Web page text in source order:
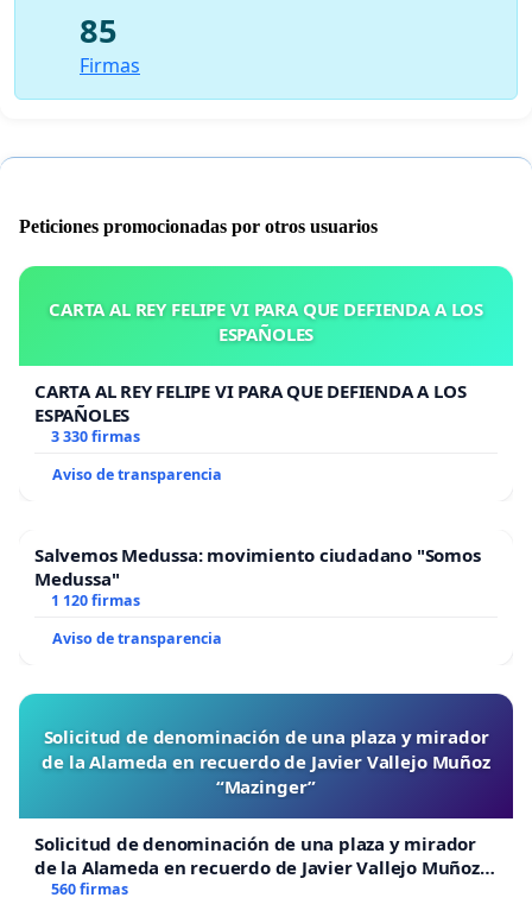
85
Firmas
Peticiones promocionadas por otros usuarios
CARTA AL REY FELIPE VI PARA QUE DEFIENDA A LOS
ESPAÑOLES
CARTA AL REY FELIPE VI PARA QUE DEFIENDA A LOS
ESPAÑOLES
3 330 firmas
Aviso de transparencia
Salvemos Medussa: movimiento ciudadano "Somos
Medussa"
1 120 firmas
Aviso de transparencia
Solicitud de denominación de una plaza y mirador
de la Alameda en recuerdo de Javier Vallejo Muñoz
“Mazinger”
Solicitud de denominación de una plaza y mirador
de la Alameda en recuerdo de Javier Vallejo Muñoz
“Mazinger”
560 firmas